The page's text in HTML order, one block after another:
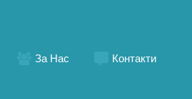
За Нас Контакти